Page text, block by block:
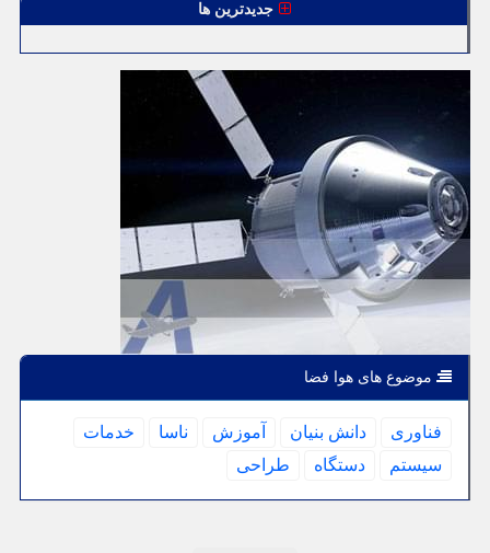
جدیدترین ها
موضوع های هوا فضا
فناوری دانش بنیان آموزش ناسا
خدمات
سیستم
دستگاه طراحی